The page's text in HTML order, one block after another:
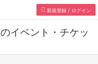
新規登録 / ログイン
のイベント・チケッ